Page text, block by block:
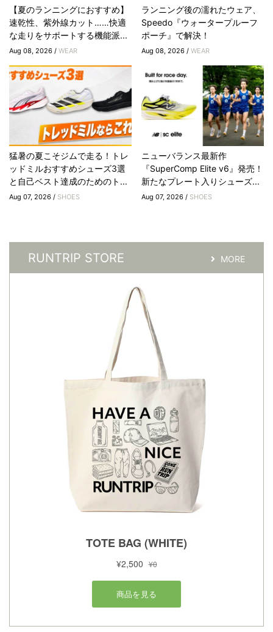
【夏のランニングにおすすめ】
速乾性、紫外線カット……快適
な走りをサポートする機能派...
Aug 08, 2026 / WEAR
ランニング後の濡れたウェア、
Speedo『ウォータープルーフ
ポーチ』で解決！
Aug 08, 2026 /WEAR
猛暑の夏こそジムで走る！トレ
ッドミルおすすめシューズ3選
と自己ベスト達成のためのト...
Aug 07, 2026 / SHOES
ニューバランス最新作
『SuperComp Elite v6』発売！
新たなプレート入りシューズ...
Aug 07, 2026 / SHOES
RUNTRIP STORE MORE